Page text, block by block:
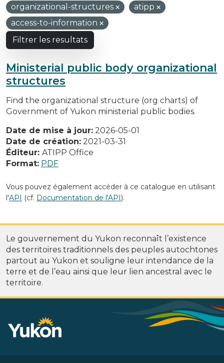
organizational-structures
atipp
access-to-information
Filtrer les resultats
Ministerial public body organizational
structures
Find the organizational structure (org charts) of
Government of Yukon ministerial public bodies.
Date de mise à jour: 2026-05-01
Date de création: 2021-03-31
Éditeur: ATIPP Office
Format: PDF
Vous pouvez également accéder à ce catalogue en utilisant
l'API (cf. Documentation de l'API).
Le gouvernement du Yukon reconnaît l’existence
des territoires traditionnels des peuples autochtones
partout au Yukon et souligne leur intendance de la
terre et de l’eau ainsi que leur lien ancestral avec le
territoire.